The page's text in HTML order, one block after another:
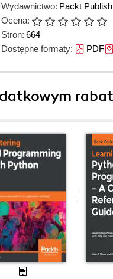
Wydawnictwo: Packt
Ocena:
Stron: 664
Dostępne formaty: PDF